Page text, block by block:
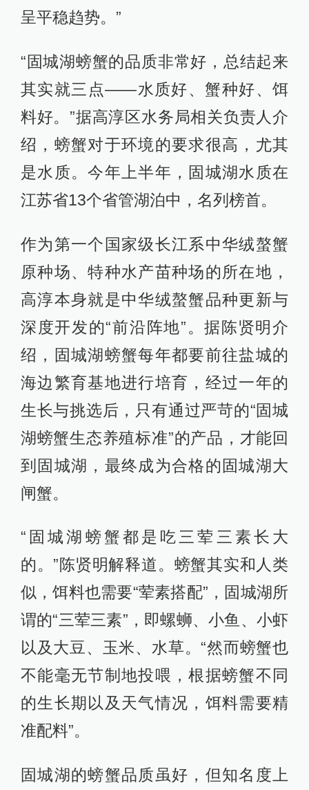
呈平稳趋势。”
“固城湖螃蟹的品质非常好，总结起来
其实就三点——水质好、蟹种好、饵
料好。”据高淳区水务局相关负责人介
绍，螃蟹对于环境的要求很高，尤其
是水质。今年上半年，固城湖水质在
江苏省13个省管湖泊中，名列榜首。
作为第一个国家级长江系中华绒螯蟹
原种场、特种水产苗种场的所在地，
高淳本身就是中华绒螯蟹品种更新与
深度开发的“前沿阵地”。据陈贤明介
绍，固城湖螃蟹每年都要前往盐城的
海边繁育基地进行培育，经过一年的
生长与挑选后，只有通过严苛的“固城
湖螃蟹生态养殖标准”的产品，才能回
到固城湖，最终成为合格的固城湖大
闸蟹。
“固城湖螃蟹都是吃三荤三素长大
的。”陈贤明解释道。螃蟹其实和人类
似，饵料也需要“荤素搭配”，固城湖所
谓的“三荤三素”，即螺蛳、小鱼、小虾
以及大豆、玉米、水草。“然而螃蟹也
不能毫无节制地投喂，根据螃蟹不同
的生长期以及天气情况，饵料需要精
准配料”。
固城湖的螃蟹品质虽好，但知名度上